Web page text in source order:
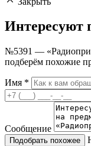
Интересуют
№5391 —
подберём похожие
Имя *
Сообщение
Подобрать похожее